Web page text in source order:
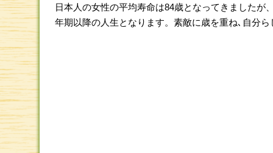
日本人の女性の平均寿命は84歳となってきましたが
年期以降の人生となります。素敵に歳を重ね､自分